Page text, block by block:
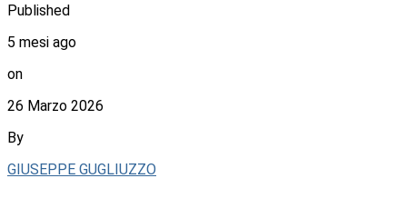
Published
5 mesi ago
on
26 Marzo 2026
By
GIUSEPPE GUGLIUZZO